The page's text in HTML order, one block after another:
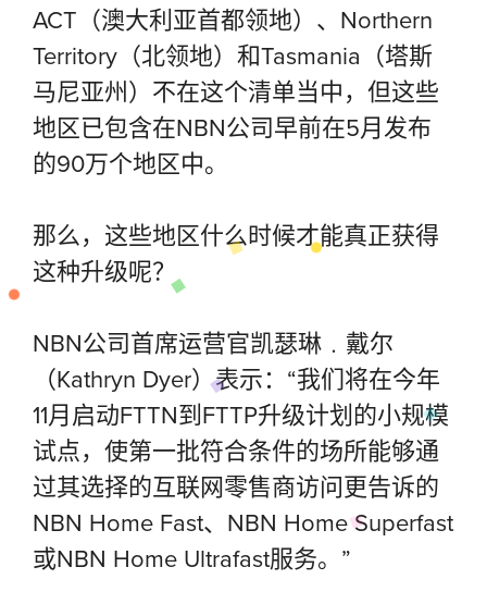
ACT（澳大利亚首都领地）、Northern
Territory（北领地）和Tasmania（塔斯
马尼亚州）不在这个清单当中，但这些
地区已包含在NBN公司早前在5月发布
的90万个地区中。
那么，这些地区什么时候才能真正获得
这种升级呢？
NBN公司首席运营官凯瑟琳﹒戴尔
（Kathryn Dyer）表示：“我们将在今年
11月启动FTTN到FTTP升级计划的小规模
试点，使第一批符合条件的场所能够通
过其选择的互联网零售商访问更告诉的
NBN Home Fast、NBN Home Superfast
或NBN Home Ultrafast服务。”